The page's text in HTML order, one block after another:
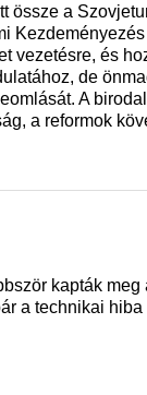
össze a
vezetésre, és
de
A
a reformok
kapták meg
a technikai